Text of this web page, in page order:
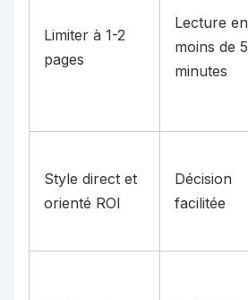
Limiter à 1-2
pages
Lecture en
moins de 5
minutes
Style direct et
orienté ROI
Décision
facilitée